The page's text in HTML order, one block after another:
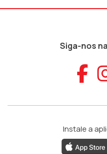
Siga-nos
Instale a